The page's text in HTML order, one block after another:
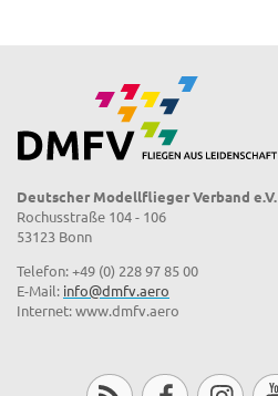
Deutscher Modellflieger Verband e.V.
Rochusstraße 104 - 106
53123 Bonn
Telefon: +49 (0) 228 97 85 00
E-Mail: info@dmfv.aero
Internet: www.dmfv.aero